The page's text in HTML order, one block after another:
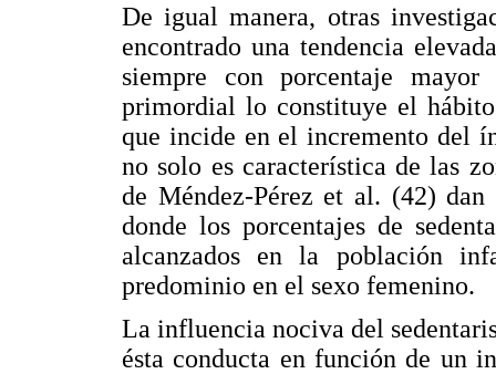
De igual manera, otras
encontrado una tendencia
siempre con porcentaje
primordial lo constituye el
que incide en el incremento del
no solo es característica de las
de Méndez-Pérez et al. (42)
donde los porcentajes de
alcanzados en la población
predominio en el sexo femenino.
La influencia nociva del
ésta conducta en función de un